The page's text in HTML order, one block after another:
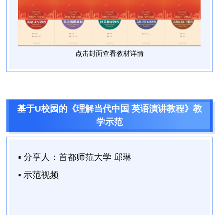
点击封面查看教材详情
基于U校园的《理解当代中国 英语演讲教程》教
学示范
▪ 分享人：首都师范大学 邱琳
▪ 示范视频